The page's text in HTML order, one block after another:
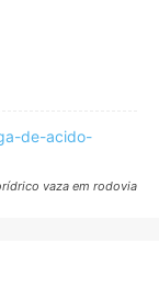
vaza em rodovia